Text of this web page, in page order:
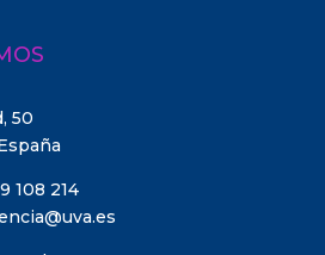
50
108 214